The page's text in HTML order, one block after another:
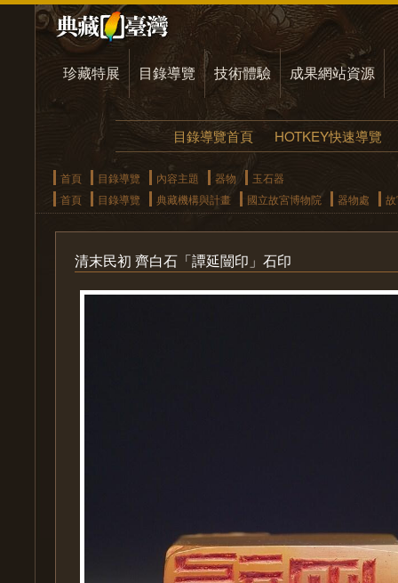
珍藏特展 目錄導覽 技術體驗 成果網站資源
目錄導覽首頁 HOTKEY快速導覽
首頁 目錄導覽 內容主題 器物
玉石器
首頁
目錄導覽 典藏機構與計畫 國立故宮博物院 器物處
清末民初 齊白石「譚延闓印」石印